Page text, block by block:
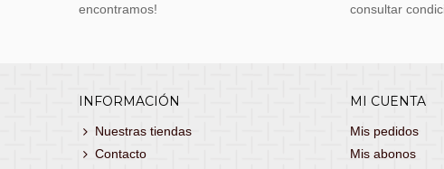
encontramos!
consultar
INFORMACIÓN
Nuestras tiendas
Contacto
MI CUENTA
Mis pedidos
Mis abonos